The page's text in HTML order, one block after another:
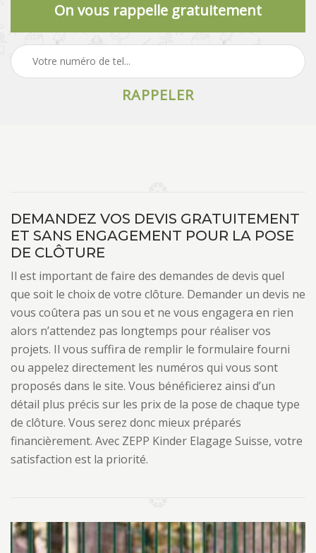
On vous rappelle gratuitement
DEMANDEZ VOS DEVIS GRATUITEMENT
ET SANS ENGAGEMENT POUR LA POSE
DE CLÔTURE
Il est important de faire des demandes de devis quel
que soit le choix de votre clôture. Demander un devis ne
vous coûtera pas un sou et ne vous engagera en rien
alors n’attendez pas longtemps pour réaliser vos
projets. Il vous suffira de remplir le formulaire fourni
ou appelez directement les numéros qui vous sont
proposés dans le site. Vous bénéficierez ainsi d’un
détail plus précis sur les prix de la pose de chaque type
de clôture. Vous serez donc mieux préparés
financièrement. Avec ZEPP Kinder Elagage Suisse, votre
satisfaction est la priorité.